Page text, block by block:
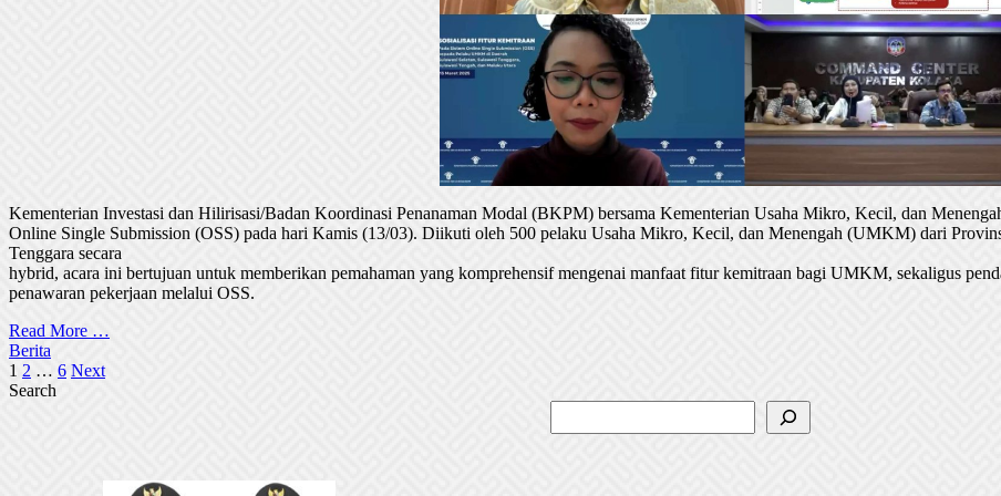
Kementerian Investasi dan Hilirisasi/Badan Koordinasi Penanaman Modal (BKPM) bersama Kementerian Usaha Mikro, Kecil, dan
Online Single Submission (OSS) pada hari Kamis (13/03). Diikuti oleh 500 pelaku Usaha Mikro, Kecil, dan Menengah (UMKM) dari
Tenggara secara
hybrid, acara ini bertujuan untuk memberikan pemahaman yang komprehensif mengenai manfaat fitur kemitraan bagi UMKM, sekaligus
penawaran pekerjaan melalui OSS.
Read More …
Berita
Posts
pagination
1 2 … 6 Next
Search